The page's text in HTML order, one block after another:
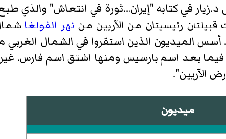
د.زيار في كتابه "إيران...ثورة في انتعاش" والذي
نهر الفولغا
أسس الميديون الذين استقروا في الشمال
بعد اسم بارسيس ومنها اشتق اسم فارس.
الآريين".
ميديون